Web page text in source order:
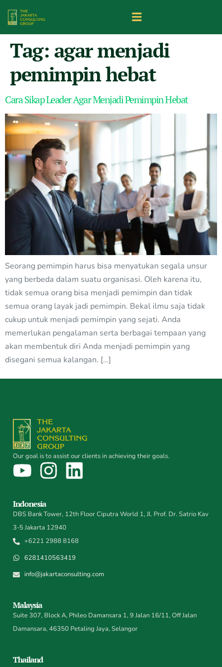
Tag: agar menjadi
pemimpin hebat
Cara Sikap Leader Agar Menjadi Pemimpin Hebat
Seorang pemimpin harus bisa menyatukan segala unsur
yang berbeda dalam suatu organisasi. Oleh karena itu,
tidak semua orang bisa menjadi pemimpin dan tidak
semua orang layak jadi pemimpin. Bekal ilmu saja tidak
cukup untuk menjadi pemimpin yang sejati. Anda
memerlukan pengalaman serta berbagai tempaan yang
akan membentuk diri Anda menjadi pemimpin yang
disegani semua kalangan. […]
Our goal is to assist our clients in achieving their goals.
Indonesia
DBS Bank Tower, 12th Floor Ciputra World 1, Jl. Prof. Dr. Satrio Kav
3-5 Jakarta 12940
+6221 2988 8168
6281410563419
info@jakartaconsulting.com
Malaysia
Suite 307, Block A, Phileo Damansara 1, 9 Jalan 16/11, Off Jalan
Damansara, 46350 Petaling Jaya, Selangor
Thailand